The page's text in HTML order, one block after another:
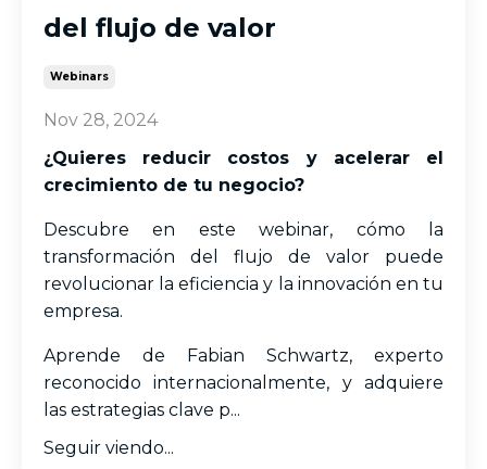
del flujo de valor
Webinars
Nov 28, 2024
¿Quieres reducir costos y acelerar el
crecimiento de tu negocio?
Descubre en este webinar, cómo la
transformación del flujo de valor puede
revolucionar la eficiencia y la innovación en tu
empresa.
Aprende de Fabian Schwartz, experto
reconocido internacionalmente, y adquiere
las estrategias clave p...
Seguir viendo...